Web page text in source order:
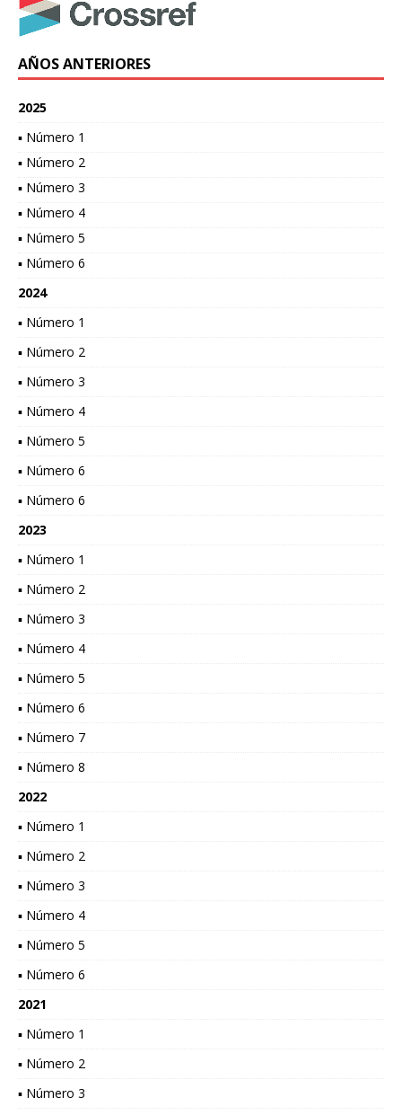
AÑOS ANTERIORES
2025
▪ Número 1
▪ Número 2
▪ Número 3
▪ Número 4
▪ Número 5
▪ Número 6
2024
▪ Número 1
▪ Número 2
▪ Número 3
▪ Número 4
▪ Número 5
▪ Número 6
▪ Número 6
2023
▪ Número 1
▪ Número 2
▪ Número 3
▪ Número 4
▪ Número 5
▪ Número 6
▪ Número 7
▪ Número 8
2022
▪ Número 1
▪ Número 2
▪ Número 3
▪ Número 4
▪ Número 5
▪ Número 6
2021
▪ Número 1
▪ Número 2
▪ Número 3